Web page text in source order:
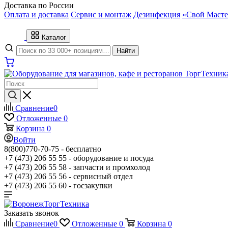
Доставка по России
Оплата и доставка Сервис и монтаж Дезинфекция «Свой
Каталог
Найти
Сравнение0
Отложенные 0
Корзина 0
Войти
8(800)770-70-75 - бесплатно
+7 (473) 206 55 55 - оборудование и посуда
+7 (473) 206 55 58 - запчасти и промхолод
+7 (473) 206 55 56 - сервисный отдел
+7 (473) 206 55 60 - госзакупки
Заказать звонок
Сравнение0 Отложенные 0 Корзина 0